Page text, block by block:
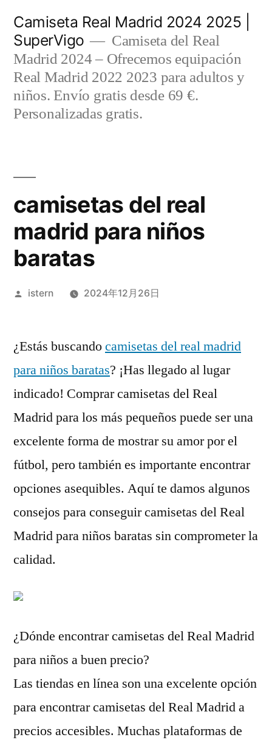
contenido
Camiseta Real Madrid 2024 2025 |
SuperVigo
Camiseta del Real
Madrid 2024 – Ofrecemos equipación
Real Madrid 2022 2023 para adultos y
niños. Envío gratis desde 69 €.
Personalizadas gratis.
camisetas del real
madrid para niños
baratas
Publicado
istern 2024年12月26日
¿Estás buscandocamisetas del real madrid
para niños baratas? ¡Has llegado al lugar
indicado! Comprar camisetas del Real
Madrid para los más pequeños puede ser una
excelente forma de mostrar su amor por el
fútbol, pero también es importante encontrar
opciones asequibles. Aquí te damos algunos
consejos para conseguir camisetas del Real
Madrid para niños baratas sin comprometer la
calidad.
¿Dónde encontrar camisetas del Real Madrid
para niños a buen precio?
Las tiendas en línea son una excelente opción
para encontrar camisetas del Real Madrid a
precios accesibles. Muchas plataformas de